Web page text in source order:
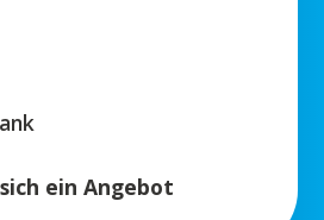
ein Angebot